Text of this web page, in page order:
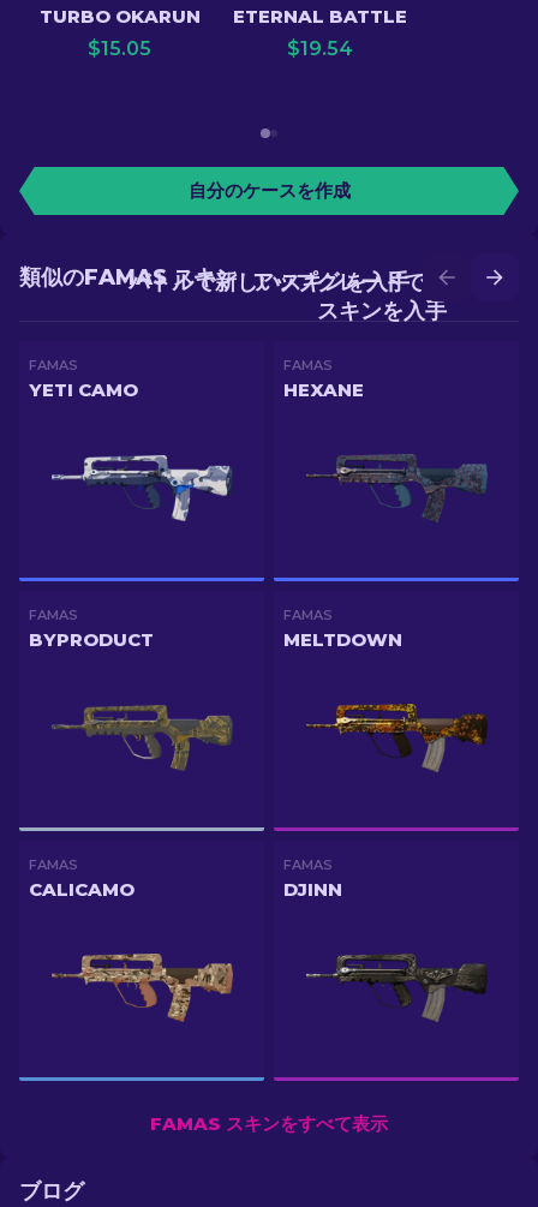
TURBO OKARUN
$15.05
ETERNAL BATTLE
$19.54
自分のケースを作成
アップグレードでより良い
スキンを入手
バトルで新しいスキンを入手
類似のFAMAS スキン
FAMAS
YETI CAMO
FAMAS
HEXANE
FAMAS
BYPRODUCT
FAMAS
MELTDOWN
FAMAS
CALICAMO
FAMAS
DJINN
FAMAS スキンをすべて表示
ブログ